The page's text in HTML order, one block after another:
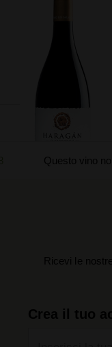
Questo vino
Ricevi le
Crea il tuo